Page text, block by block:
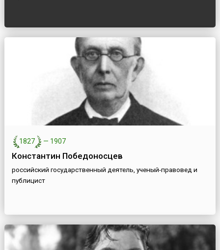
1827 — 1907
Константин Победоносцев
российский государственный деятель, ученый-правовед и
публицист